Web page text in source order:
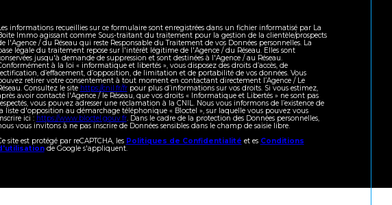
informations recueillies sur ce formulaire sont enregistrées dans un fichier informatisé par La
Immo agissant comme Sous-traitant du traitement pour la gestion de la clientèle/prospects
l'Agence / du Réseau qui reste Responsable du Traitement de vos Données personnelles. La
légale du traitement repose sur l'intérêt légitime de l'Agence / du Réseau. Elles sont
jusqu'à demande de suppression et sont destinées à l'Agence / au Réseau.
à la loi « informatique et libertés », vous disposez des droits d’accès, de
d’effacement, d’opposition, de limitation et de portabilité de vos données. Vous
retirer votre consentement à tout moment en contactant directement l’Agence / Le
Consultez le site https://cnil.fr/frpour plus d’informations sur vos droits. Si vous estimez,
avoir contacté l'Agence / le Réseau, que vos droits « Informatique et Libertés » ne sont pas
vous pouvez adresser une réclamation à la CNIL. Nous vous informons de l’existence de
liste d'opposition au démarchage téléphonique « Bloctel », sur laquelle vous pouvez vous
ici : https://www.bloctel.gouv.fr. Dans le cadre de la protection des Données personnelles,
vous invitons à ne pas inscrire de Données sensibles dans le champ de saisie libre.
site est protégé par reCAPTCHA, les Politiques de Confidentialité et es Conditions
de Google s'appliquent.